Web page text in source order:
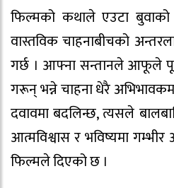
फिल्मको कथाले एउटा
वास्तविक चाहनाबीचको
गर्छ । आफ्ना सन्तानले आफूले
गरून् भन्ने चाहना धेरै
दवावमा बदलिन्छ, त्यसले
आत्मविश्वास र भविष्यमा
फिल्मले दिएको छ ।